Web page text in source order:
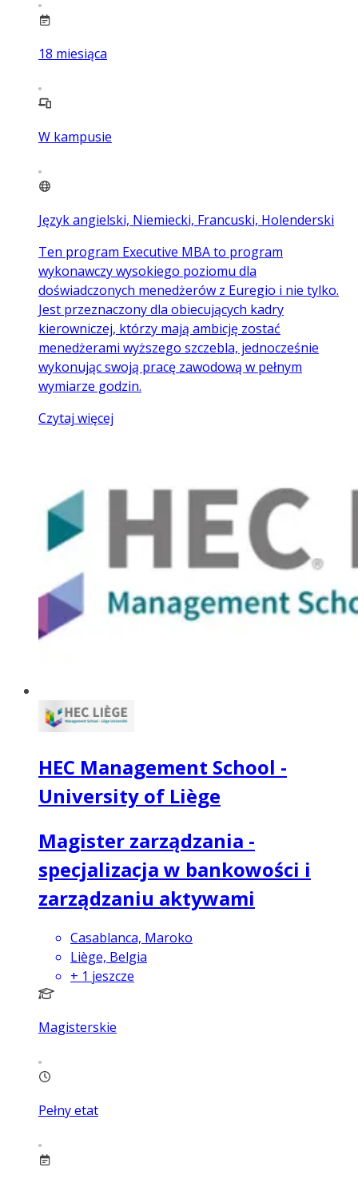
18 miesiąca
W kampusie
Język angielski, Niemiecki, Francuski, Holenderski
Ten program Executive MBA to program
wykonawczy wysokiego poziomu dla
doświadczonych menedżerów z Euregio i nie tylko.
Jest przeznaczony dla obiecujących kadry
kierowniczej, którzy mają ambicję zostać
menedżerami wyższego szczebla, jednocześnie
wykonując swoją pracę zawodową w pełnym
wymiarze godzin.
Czytaj więcej
HEC Management School -
University of Liège
Magister zarządzania -
specjalizacja w bankowości i
zarządzaniu aktywami
Casablanca, Maroko
Liège, Belgia
+ 1 jeszcze
Magisterskie
Pełny etat